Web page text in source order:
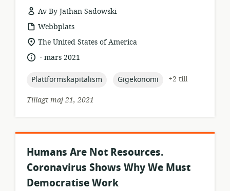
Av By Jathan Sadowski
resursformat:
Webbplats
relevant
The United States of America
språk:
.
publiceringsdatum:
mars 2021
topic:
Plattformskapitalism topic:
Gigekonomi
+2 till
Tillagt maj 21, 2021
Humans Are Not Resources.
Coronavirus Shows Why We Must
Democratise Work